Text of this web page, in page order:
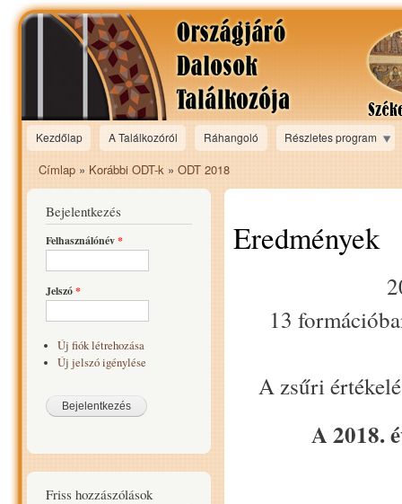
Main menu
Kezdőlap A Találkozóról Ráhangoló Részletes program
Jelenlegi hely
Címlap » Korábbi ODT-k » ODT 2018
Bejelentkezés
Felhasználónév*
Jelszó*
Új fiók létrehozása
Új jelszó igénylése
Friss hozzászólások
Eredmények
13
A zsűri
A 2018.